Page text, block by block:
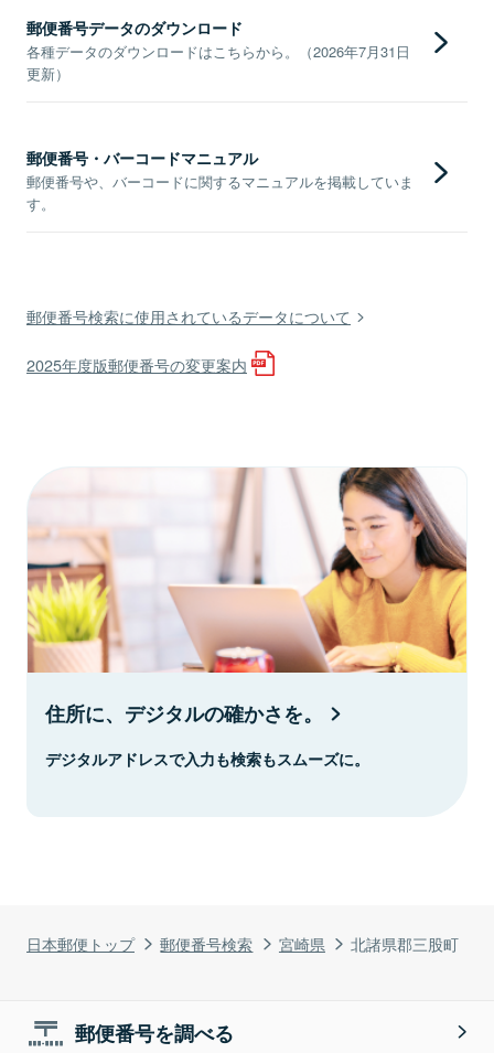
日本郵便トップ 郵便番号検索 宮崎県 北諸県郡三股町
郵便番号データのダウンロード
各種データのダウンロードはこちらから。（2026年7月31日
更新）
郵便番号・バーコードマニュアル
郵便番号や、バーコードに関するマニュアルを掲載していま
す。
郵便番号検索に使用されているデータについて
2025年度版郵便番号の変更案内
住所に、デジタルの確かさを。
デジタルアドレスで入力も検索もスムーズに。
郵便番号を調べる